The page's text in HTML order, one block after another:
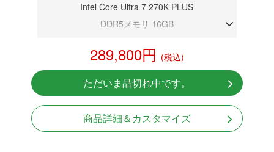
Intel Core Ultra 7 270K PLUS
DDR5メモリ 16GB
NVMeSSD 1TB
Windows11 Home 64bit
無線LAN Bluetooth対応
289,800円 (税込)
ただいま品切れ中です。
商品詳細＆カスタマイズ